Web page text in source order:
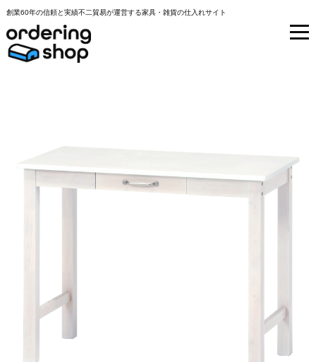
創業60年の信頼と実績不二貿易が運営する家具・雑貨の仕入れサイト